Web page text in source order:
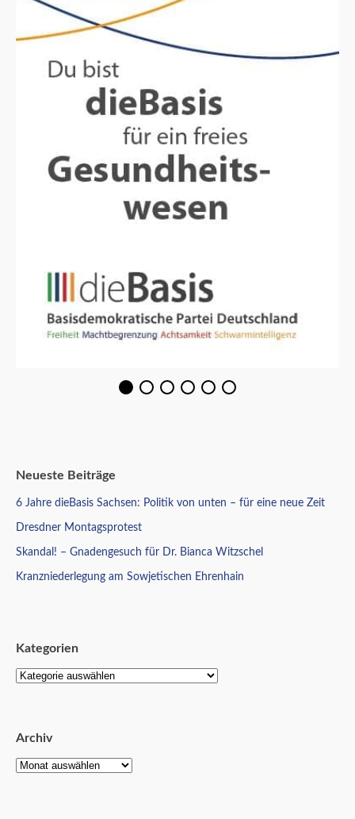
Neueste Beiträge
6 Jahre dieBasis Sachsen: Politik von unten – für eine neue Zeit
Dresdner Montagsprotest
Skandal! – Gnadengesuch für Dr. Bianca Witzschel
Kranzniederlegung am Sowjetischen Ehrenhain
Kategorien
Archiv